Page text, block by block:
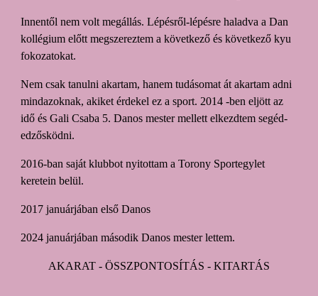
Innentől nem volt megállás. Lépésről-lépésre haladva a Dan
kollégium előtt megszereztem a következő és következő kyu
fokozatokat.
Nem csak tanulni akartam, hanem tudásomat át akartam adni
mindazoknak, akiket érdekelez a sport. 2014 -ben eljött az
idő és Gali Csaba 5. Danos mester mellett elkezdtem segéd-
edzősködni.
2016-ban saját klubbot nyitottam a Torony Sportegylet
keretein belül.
2017 januárjában első Danos
2024januárjábanmásodik Danos mester lettem.
AKARAT - ÖSSZPONTOSÍTÁS - KITARTÁS